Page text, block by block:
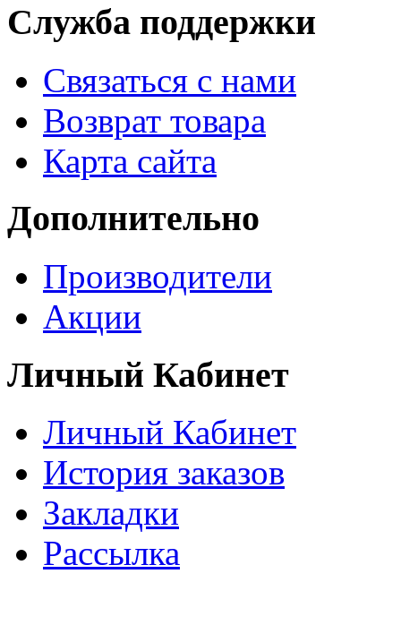
Служба поддержки
Связаться с нами
Возврат товара
Карта сайта
Дополнительно
Производители
Акции
Личный Кабинет
Личный Кабинет
История заказов
Закладки
Рассылка